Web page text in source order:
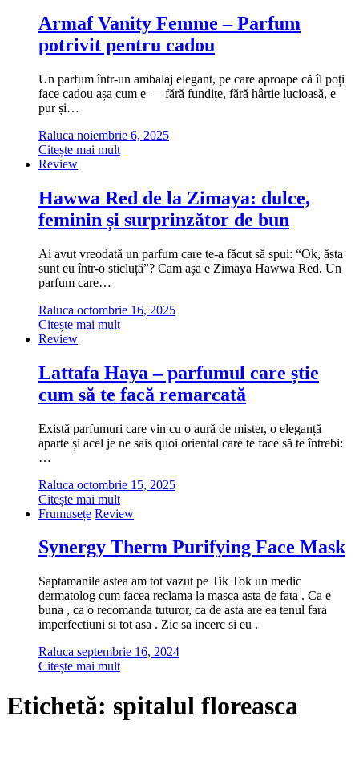
Armaf Vanity Femme – Parfum
potrivit pentru cadou
Un parfum într-un ambalaj elegant, pe care aproape că îl poți
face cadou așa cum e — fără fundițe, fără hârtie lucioasă, e
pur și…
Raluca noiembrie 6, 2025
Citește mai mult
Review
Hawwa Red de la Zimaya: dulce,
feminin și surprinzător de bun
Ai avut vreodată un parfum care te-a făcut să spui: “Ok, ăsta
sunt eu într-o sticluță”? Cam așa e Zimaya Hawwa Red. Un
parfum care…
Raluca octombrie 16, 2025
Citește mai mult
Review
Lattafa Haya – parfumul care știe
cum să te facă remarcată
Există parfumuri care vin cu o aură de mister, o eleganță
aparte și acel je ne sais quoi oriental care te face să te întrebi:
…
Raluca octombrie 15, 2025
Citește mai mult
Frumusețe Review
Synergy Therm Purifying Face Mask
Saptamanile astea am tot vazut pe Tik Tok un medic
dermatolog cum facea reclama la masca asta de fata . Ca e
buna , ca o recomanda tuturor, ca de asta are ea tenul fara
imperfectiuni si tot asa . Zic sa incerc si eu .
Raluca septembrie 16, 2024
Citește mai mult
Etichetă: spitalul floreasca